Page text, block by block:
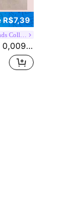
R$7,39
Secagem Rápida, À Prova d'Água e à Prova de Suor